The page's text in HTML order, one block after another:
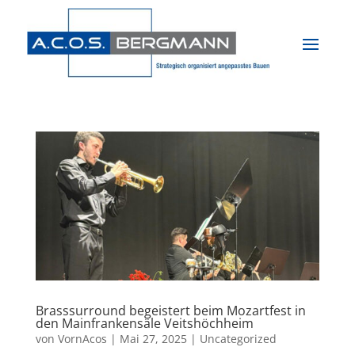
Brasssurround begeistert beim Mozartfest in
den Mainfrankensäle Veitshöchheim
von VornAcos | Mai 27, 2025| Uncategorized